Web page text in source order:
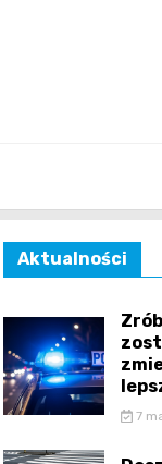
Aktualności
7